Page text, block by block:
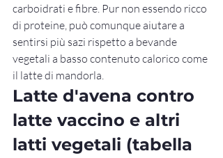
carboidrati e fibre. Pur non essendo ricco
di proteine, può comunque aiutare a
sentirsi più sazi rispetto a bevande
vegetali a basso contenuto calorico come
il latte di mandorla.
Latte d'avena contro
latte vaccino e altri
latti vegetali (tabella